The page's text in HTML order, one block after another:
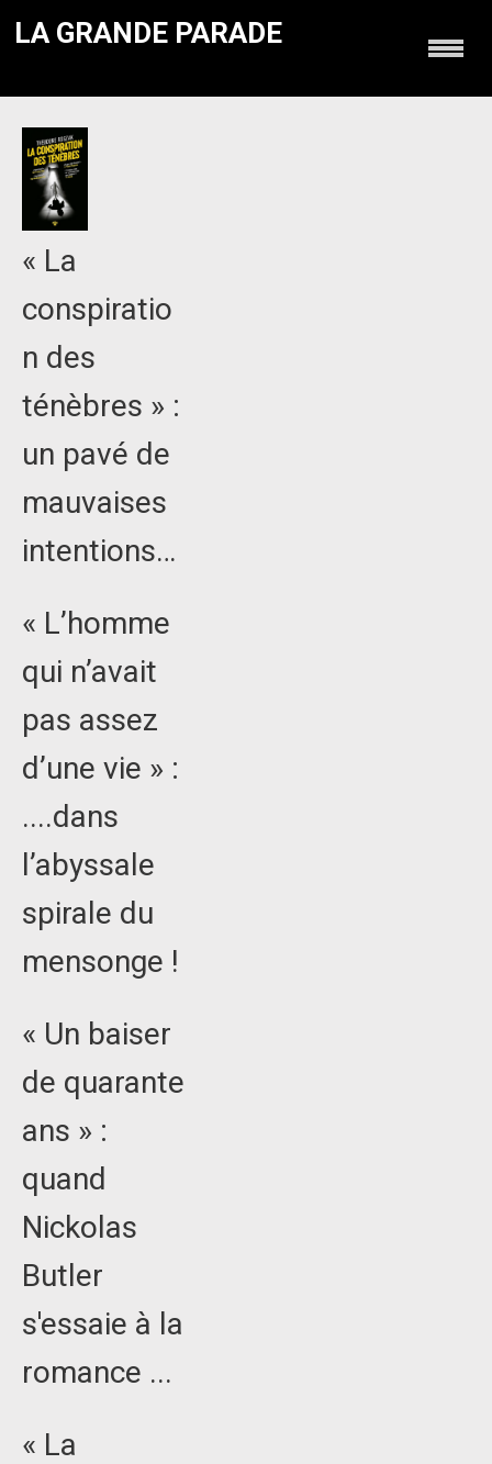
LA GRANDE PARADE
« La
conspiratio
n des
ténèbres » :
un pavé de
mauvaises
intentions…
« L’homme
qui n’avait
pas assez
d’une vie » :
....dans
l’abyssale
spirale du
mensonge !
« Un baiser
de quarante
ans » :
quand
Nickolas
Butler
s'essaie à la
romance ...
« La